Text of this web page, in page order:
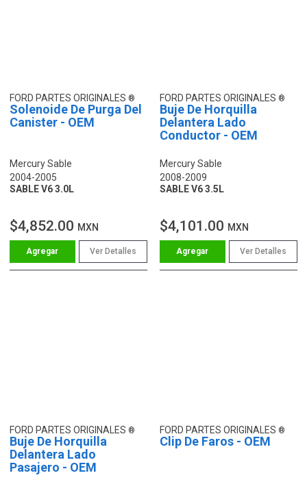
FORD PARTES ORIGINALES
Solenoide De Purga Del
Canister - OEM
Mercury Sable
2004-2005
SABLE V6 3.0L
$4,852.00 MXN
Ver Detalles
FORD PARTES ORIGINALES
Buje De Horquilla
Delantera Lado
Conductor - OEM
Mercury Sable
2008-2009
SABLE V6 3.5L
$4,101.00 MXN
Ver Detalles
FORD PARTES ORIGINALES
Buje De Horquilla
Delantera Lado
Pasajero - OEM
FORD PARTES ORIGINALES
Clip De Faros - OEM